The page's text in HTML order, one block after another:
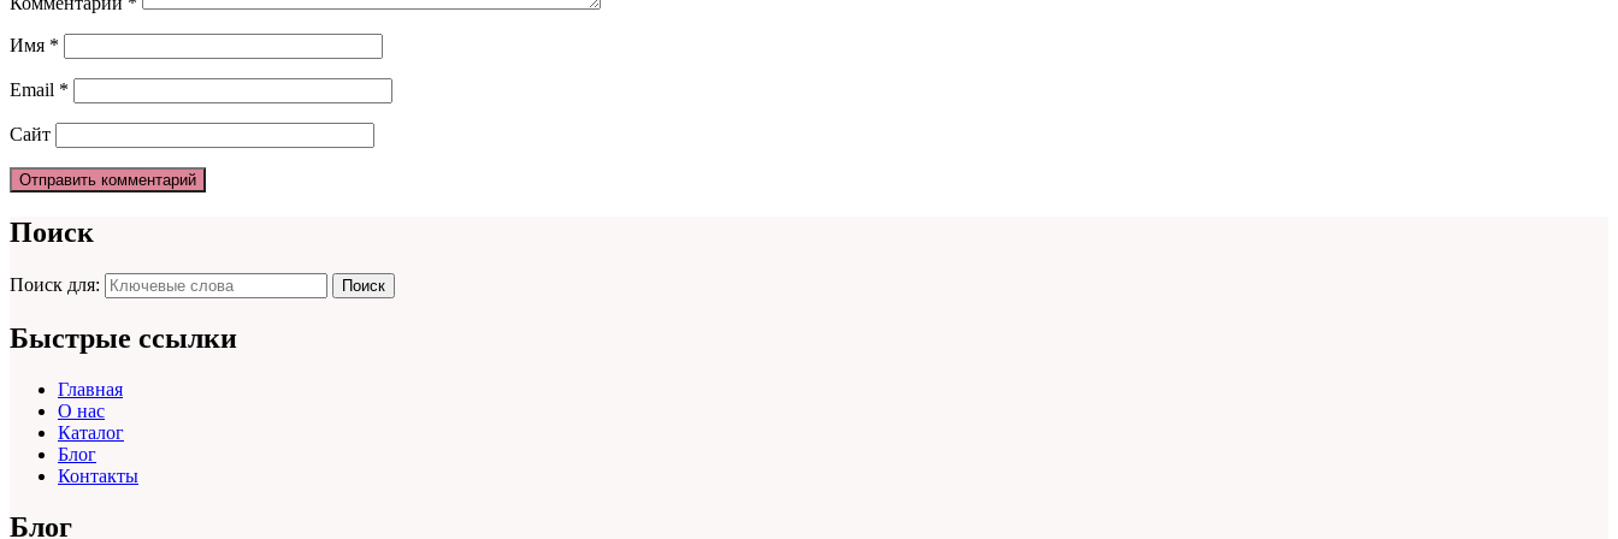
Имя *
Email *
Сайт
Поиск
Поиск для: Поиск
Быстрые ссылки
Главная
О нас
Каталог
Блог
Контакты
Блог